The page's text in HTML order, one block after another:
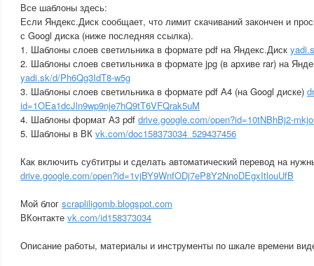
Все шаблоны здесь:
Если Яндекс.Диск сообщает, что лимит скачиваний закончен и
с Googl диска (ниже последняя ссылка).
1. Шаблоны слоев светильника в формате pdf на Яндекс.Диск
2. Шаблоны слоев светильника в формате jpg (в архиве rar) на
yadi.sk/d/Ph6Qg3IdT8-w5g
3. Шаблоны слоев светильника в формате pdf А4 (на Googl диске)
id=1OEa1dcJln9wp9nje7hQ9tT6VFQrak5uM
4. Шаблоны формат А3 pdf drive.google.com/open?id=10tNBhBj2-
5. Шаблоны в ВК vk.com/doc158373034_529437456
Как включить субтитры и сделать автоматический перевод на
drive.google.com/open?id=1vjBY9WnfODj7eP8Y2NnoDEgxItlouUfB
Мой блог scrapliligomb.blogspot.com
ВКонтакте vk.com/id158373034
Описание работы, материалы и инструменты по шкале времени